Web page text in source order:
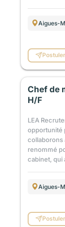
Aigues-
Chef de
H/F
LEA
opportunité
collaborons
renommé
cabinet, qui
Aigues-